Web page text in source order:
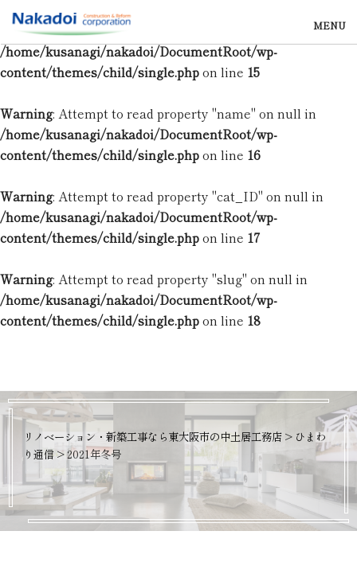
MENU
Warning: Undefined array key 0 in
/home/kusanagi/nakadoi/DocumentRoot/wp-
content/themes/child/single.phpon line 15
Warning: Attempt to read property "name" on null in
/home/kusanagi/nakadoi/DocumentRoot/wp-
content/themes/child/single.phpon line 16
Warning: Attempt to read property "cat_ID" on null in
/home/kusanagi/nakadoi/DocumentRoot/wp-
content/themes/child/single.phpon line 17
Warning: Attempt to read property "slug" on null in
/home/kusanagi/nakadoi/DocumentRoot/wp-
content/themes/child/single.phpon line 18
リノベーション・新築工事なら東大阪市の中土居工務店 > ひまわ
り通信 >2021年冬号